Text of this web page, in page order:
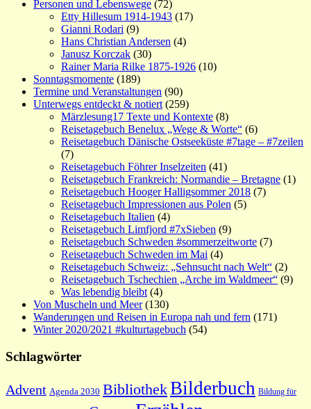
Personen und Lebenswege (72)
Etty Hillesum 1914-1943 (17)
Gianni Rodari (9)
Hans Christian Andersen (4)
Janusz Korczak (30)
Rainer Maria Rilke 1875-1926 (10)
Sonntagsmomente (189)
Termine und Veranstaltungen (90)
Unterwegs entdeckt & notiert (259)
Märzlesung17 Texte und Kontexte (8)
Reisetagebuch Benelux „Wege & Worte“ (6)
Reisetagebuch Dänische Ostseeküste #7tage – #7zeilen
(7)
Reisetagebuch Föhrer Inselzeiten (41)
Reisetagebuch Frankreich: Normandie – Bretagne (1)
Reisetagebuch Hooger Halligsommer 2018 (7)
Reisetagebuch Impressionen aus Polen (5)
Reisetagebuch Italien (4)
Reisetagebuch Limfjord #7xSieben (9)
Reisetagebuch Schweden #sommerzeitworte (7)
Reisetagebuch Schweden im Mai (4)
Reisetagebuch Schweiz: „Sehnsucht nach Welt“ (2)
Reisetagebuch Tschechien „Arche im Waldmeer“ (9)
Was lebendig bleibt (4)
Von Muscheln und Meer(130)
Wanderungen und Reisen in Europa nah und fern (171)
Winter 2020/2021 #kulturtagebuch (54)
Schlagwörter
Advent Agenda 2030 BibliothekBilderbuch Bildung für